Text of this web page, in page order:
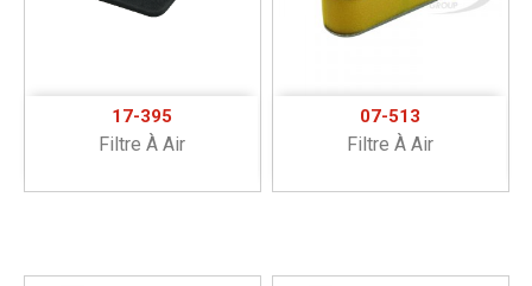
17-395
Filtre À Air
07-513
Filtre À Air